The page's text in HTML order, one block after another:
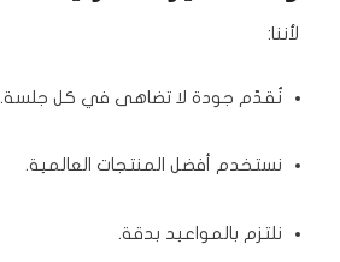
لأننا:
نُقدّم جودة لا تضاهى في كل جلسة.
نستخدم أفضل المنتجات العالمية.
نلتزم بالمواعيد بدقة.